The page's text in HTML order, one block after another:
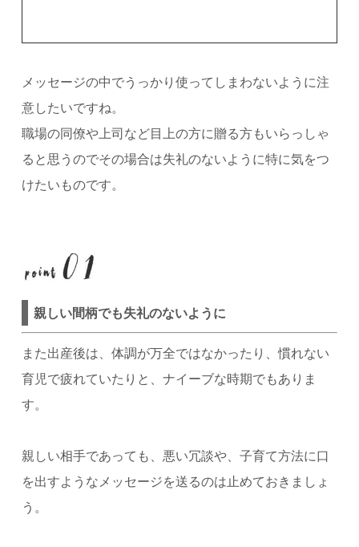
メッセージの中でうっかり使ってしまわないように注
意したいですね。
職場の同僚や上司など目上の方に贈る方もいらっしゃ
ると思うのでその場合は失礼のないように特に気をつ
けたいものです。
親しい間柄でも失礼のないように
また出産後は、体調が万全ではなかったり、慣れない
育児で疲れていたりと、ナイーブな時期でもありま
す。
親しい相手であっても、悪い冗談や、子育て方法に口
を出すようなメッセージを送るのは止めておきましょ
う。